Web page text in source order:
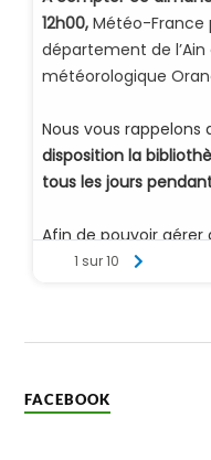
FACEBOOK